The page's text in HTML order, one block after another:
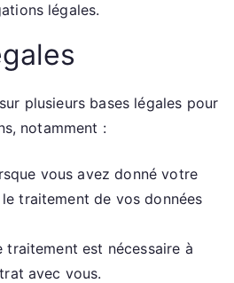
légales.
plusieurs bases légales pour
notamment :
vous avez donné votre
traitement de vos données
traitement est nécessaire à
avec vous.